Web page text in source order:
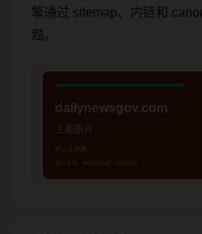
擎通过 sitemap、内链和
题。